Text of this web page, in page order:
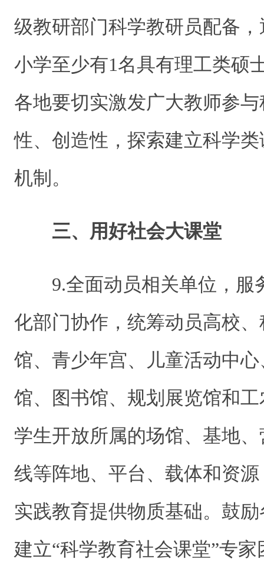
级教研部门科学教研员配备
小学至少有1名具有理工类硕
各地要切实激发广大教师参
性、创造性，探索建立科学
机制。
三、用好社会大课堂
9.全面动员相关单位，服
化部门协作，统筹动员高校
馆、青少年宫、儿童活动中
馆、图书馆、规划展览馆和
学生开放所属的场馆、基地
线等阵地、平台、载体和资
实践教育提供物质基础。鼓
建立“科学教育社会课堂”专